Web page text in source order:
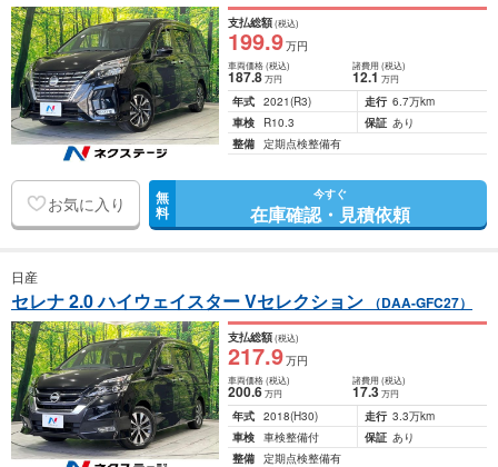
支払総額(税込)
199.9万円
車両価格(税込)
187.8万円
諸費用 (税込)
12.1 万円
年式 2021(R3) 走行 6.7万km
車検
R10.3 保証 あり
整備 定期点検整備有
お気に入り 無
料
今すぐ
在庫確認・見積依頼
日産
セレナ 2.0 ハイウェイスター Vセレクション （DAA-GFC27）
支払総額(税込)
217.9万円
車両価格(税込)
200.6万円
諸費用 (税込)
17.3 万円
年式 2018(H30) 走行 3.3万km
車検 車検整備付 保証 あり
整備 定期点検整備有